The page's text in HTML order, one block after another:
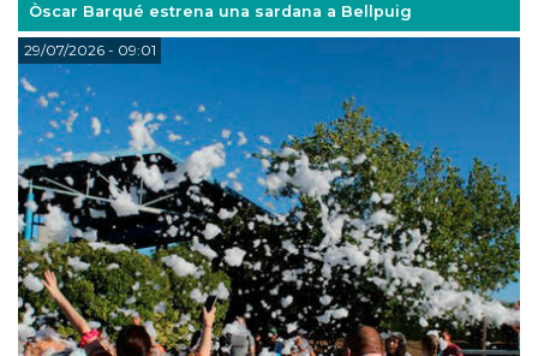
Òscar Barqué estrena una sardana a Bellpuig
29/07/2026- 09:01